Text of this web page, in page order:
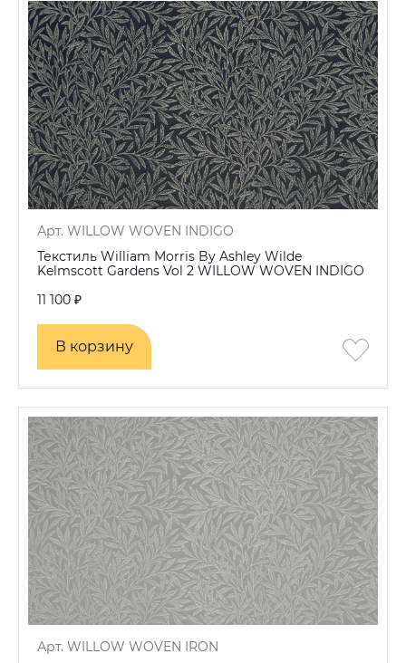
Арт. WILLOW WOVEN INDIGO
Текстиль William Morris By Ashley Wilde
Kelmscott Gardens Vol 2 WILLOW WOVEN INDIGO
11 100 ₽
В корзину
В корзину
Арт. WILLOW WOVEN IRON